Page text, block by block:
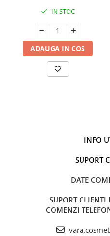
IN STOC
ADAUGA IN COS
INFO
SUPORT
DATE
SUPORT CLIENTI
COMENZI